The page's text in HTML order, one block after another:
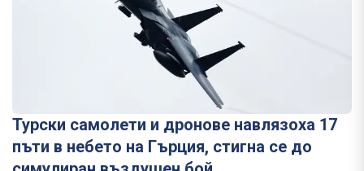
Турски самолети и дронове навлязоха 17
пъти в небето на Гърция, стигна се до